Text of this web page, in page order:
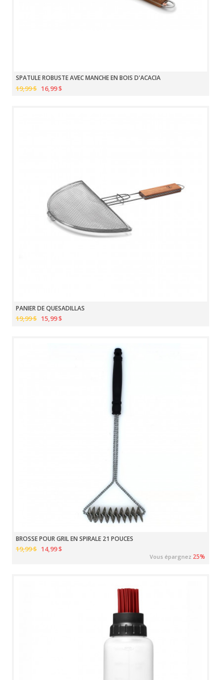
SPATULE ROBUSTE AVEC MANCHE EN BOIS D'ACACIA
19,99 $ 16,99 $
PANIER DE QUESADILLAS
19,99 $ 15,99 $
BROSSE POUR GRIL EN SPIRALE 21 POUCES
19,99 $ 14,99 $
Vous épargnez 25%